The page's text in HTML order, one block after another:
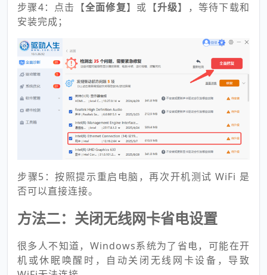
步骤4：点击【全面修复】或【升级】，等待下载和
安装完成；
步骤5：按照提示重启电脑，再次开机测试 WiFi 是
否可以直接连接。
方法二：关闭无线网卡省电设置
很多人不知道，Windows系统为了省电，可能在开
机或休眠唤醒时，自动关闭无线网卡设备，导致